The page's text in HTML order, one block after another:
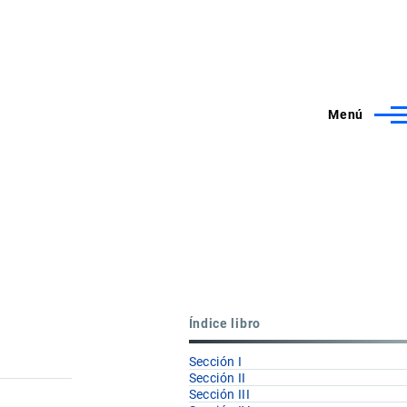
Menú
Índice libro
Sección I
Sección II
Sección III